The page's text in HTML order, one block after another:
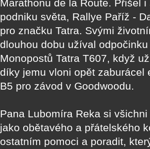
Marathonu de la Route. Přišel
podniku světa, Rallye Paříž -
pro značku Tatra. Svými
dlouhou dobu užíval
Monopostů Tatra T607, když
díky jemu vloni opět zaburácel
B5 pro závod v Goodwoodu.
Pana Lubomíra Reka si
jako obětavého a přátelského
ostatním pomoci a poradit,